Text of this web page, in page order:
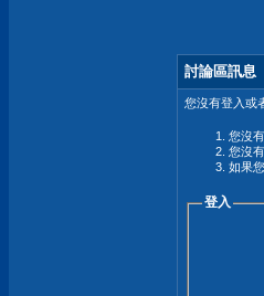
討論區訊息
您沒有登入或
您沒
您沒
如果
登入